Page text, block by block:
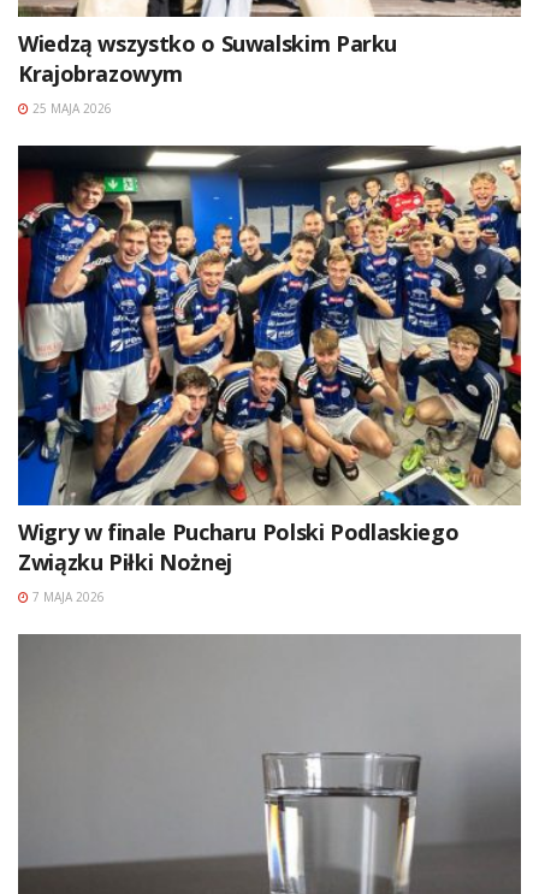
Wiedzą wszystko o Suwalskim Parku
Krajobrazowym
25 MAJA 2026
Wigry w finale Pucharu Polski Podlaskiego
Związku Piłki Nożnej
7 MAJA 2026